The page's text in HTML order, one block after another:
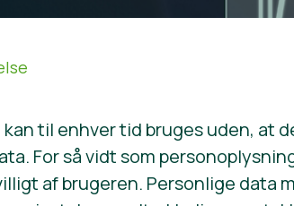
til enhver tid bruges uden, at
For så vidt som
af brugeren. Personlige data